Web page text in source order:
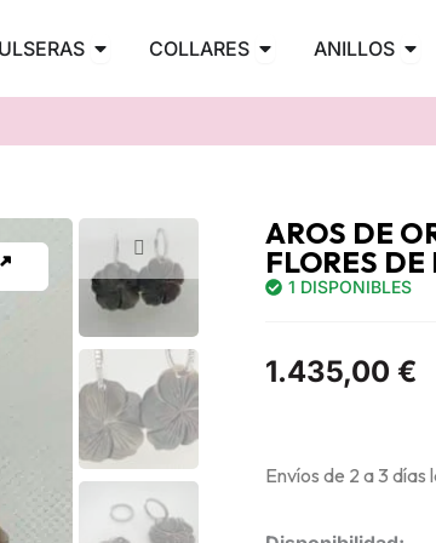
Abrir PULSERAS
COLLARES Abrir COLLARES
ANILLOS
AROS DE
FLORES DE
1 DISPONIBLES
1.435,00 €
Envíos de 2 a 3 días
Aros